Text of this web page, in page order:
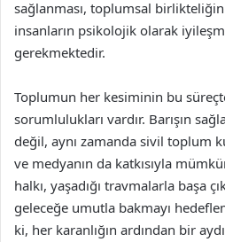
sağlanması, toplumsal
insanların psikolojik olarak
gerekmektedir.
Toplumun her kesiminin bu
sorumlulukları vardır. Barışın
değil, aynı zamanda sivil toplum
ve medyanın da katkısıyla
halkı, yaşadığı travmalarla başa
geleceğe umutla bakmayı
ki, her karanlığın ardından bir